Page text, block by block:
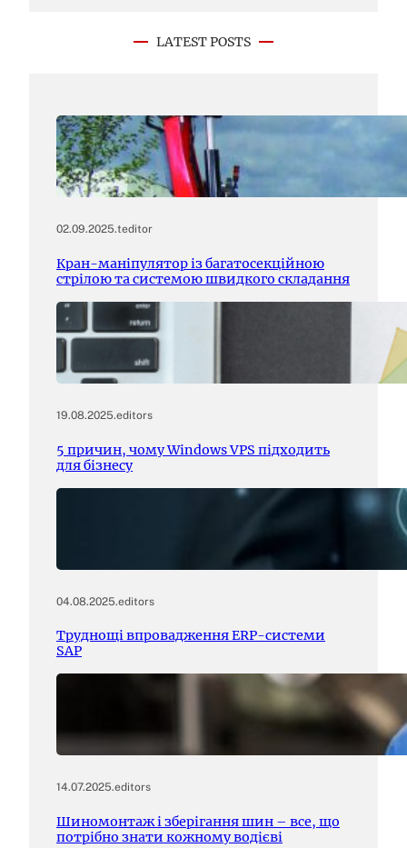
LATEST POSTS
02.09.2025.teditor
Кран-маніпулятор із багатосекційною
стрілою та системою швидкого складання
19.08.2025.editors
5 причин, чому Windows VPS підходить
для бізнесу
04.08.2025.editors
Труднощі впровадження ERP-системи
SAP
14.07.2025.editors
Шиномонтаж і зберігання шин – все, що
потрібно знати кожному водієві